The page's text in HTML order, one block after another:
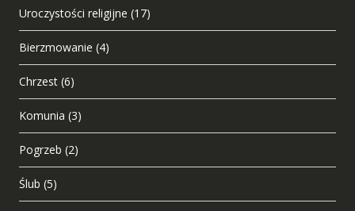
Uroczystości religijne (17)
Bierzmowanie (4)
Chrzest (6)
Komunia (3)
Pogrzeb (2)
Ślub (5)